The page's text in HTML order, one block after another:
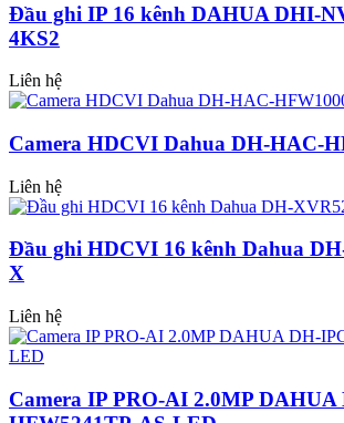
Đầu ghi IP 16 kênh DAHUA DHI-
4KS2
Liên hệ
Camera HDCVI Dahua DH-HAC-
Liên hệ
Đầu ghi HDCVI 16 kênh Dahua
X
Liên hệ
Camera IP PRO-AI 2.0MP DAHUA